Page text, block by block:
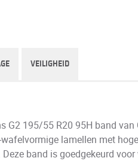
VEILIGHEID
G2 195/55 R20 95H band
lamellen met
band is goedgekeurd